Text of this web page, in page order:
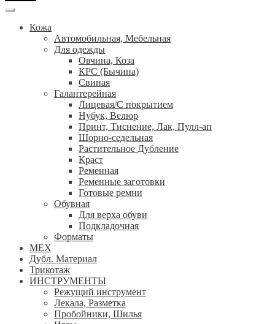
Кожа
Автомобильная, Мебельная
Для одежды
Овчина, Коза
КРС (Бычина)
Свиная
Галантерейная
Лицевая/С покрытием
Нубук, Велюр
Принт, Тиснение, Лак, Пулл-ап
Шорно-седельная
Растительное Дубление
Краст
Ременная
Ременные заготовки
Готовые ремни
Обувная
Для верха обуви
Подкладочная
Форматы
МЕХ
Дубл. Материал
Трикотаж
ИНСТРУМЕНТЫ
Режущий инструмент
Лекала, Разметка
Пробойники, Шилья